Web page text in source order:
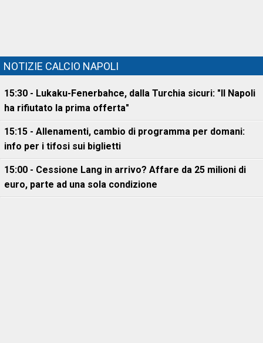
NOTIZIE CALCIO NAPOLI
15:30 - Lukaku-Fenerbahce, dalla Turchia sicuri: "Il Napoli
ha rifiutato la prima offerta"
15:15 - Allenamenti, cambio di programma per domani:
info per i tifosi sui biglietti
15:00 - Cessione Lang in arrivo? Affare da 25 milioni di
euro, parte ad una sola condizione